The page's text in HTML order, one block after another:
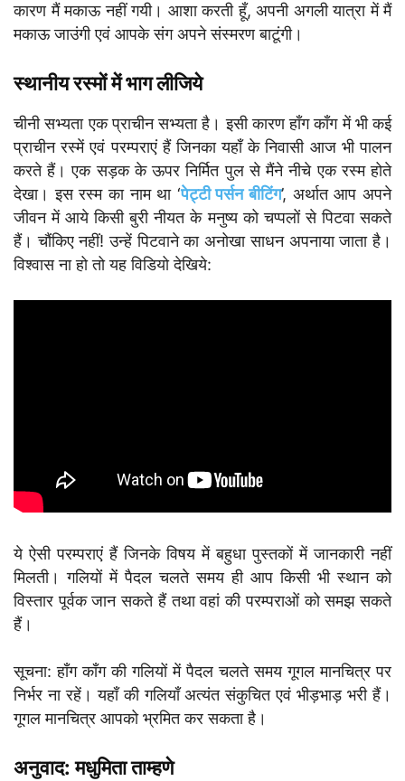
कारण मैं मकाऊ नहीं गयी। आशा करती हूँ, अपनी अगली यात्रा में मैं
मकाऊ जाउंगी एवं आपके संग अपने संस्मरण बाटूंगी।
स्थानीय रस्मों में भाग लीजिये
चीनी सभ्यता एक प्राचीन सभ्यता है। इसी कारण हाँग काँग में भी कई
प्राचीन रस्में एवं परम्पराएं हैं जिनका यहाँ के निवासी आज भी पालन
करते हैं। एक सड़क के ऊपर निर्मित पुल से मैंने नीचे एक रस्म होते
देखा। इस रस्म का नाम था ‘पेट्टी पर्सन बीटिंग’, अर्थात आप अपने
जीवन में आये किसी बुरी नीयत के मनुष्य को चप्पलों से पिटवा सकते
हैं। चौंकिए नहीं! उन्हें पिटवाने का अनोखा साधन अपनाया जाता है।
विश्वास ना हो तो यह विडियो देखिये:
ये ऐसी परम्पराएं हैं जिनके विषय में बहुधा पुस्तकों में जानकारी नहीं
मिलती। गलियों में पैदल चलते समय ही आप किसी भी स्थान को
विस्तार पूर्वक जान सकते हैं तथा वहां की परम्पराओं को समझ सकते
हैं।
सूचना: हाँग काँग की गलियों में पैदल चलते समय गूगल मानचित्र पर
निर्भर ना रहें। यहाँ की गलियाँ अत्यंत संकुचित एवं भीड़भाड़ भरी हैं।
गूगल मानचित्र आपको भ्रमित कर सकता है।
अनुवाद: मधुमिता ताम्हणे